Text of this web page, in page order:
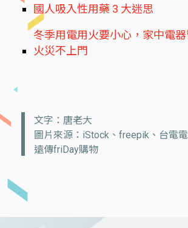
國人吸入性用藥 3 大迷思
冬季用電用火要小心，家中電
火災不上門
文字：唐老大
圖片來源：iStock、freepik、台電電
遠傳friDay購物